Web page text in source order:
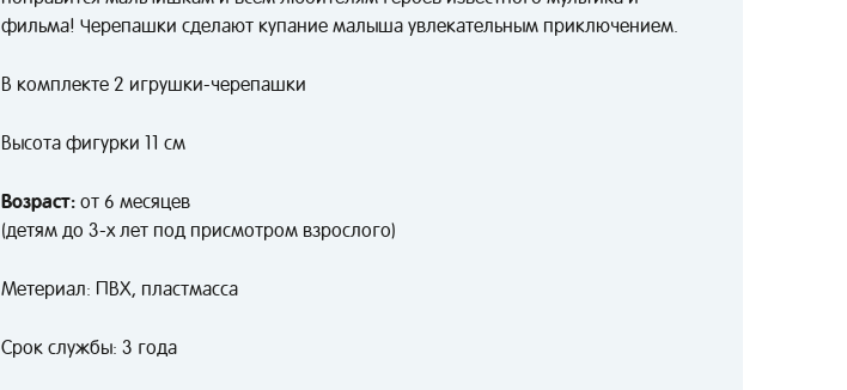
фильма! Черепашки сделают купание малыша увлекательным приключением.
В комплекте 2 игрушки-черепашки
Высота фигурки 11 см
Возраст: от 6 месяцев
(детям до 3-х лет под присмотром взрослого)
Метериал: ПВХ, пластмасса
Срок службы: 3 года